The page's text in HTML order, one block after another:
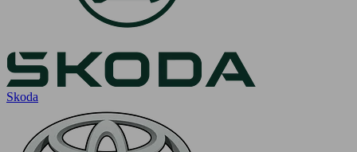
Skoda